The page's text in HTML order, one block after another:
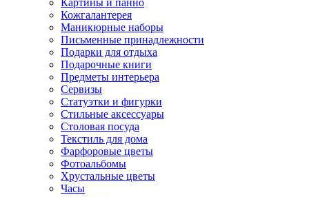
Картины и панно
Кожгалантерея
Маникюрные наборы
Письменные принадлежности
Подарки для отдыха
Подарочные книги
Предметы интерьера
Сервизы
Статуэтки и фигурки
Стильные аксессуары
Столовая посуда
Текстиль для дома
Фарфоровые цветы
Фотоальбомы
Хрустальные цветы
Часы